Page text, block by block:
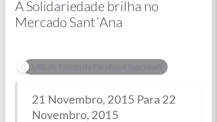
A Solidariedade brilha no
Mercado Sant´Ana
URL do Evento do Facebook (opcional)
21 Novembro, 2015 Para 22
Novembro, 2015